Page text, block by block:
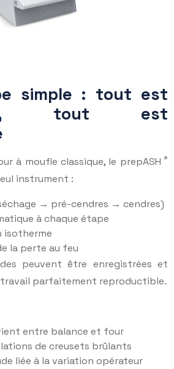
simple : tout est
tout est
à moufle classique, le prepASH ®
instrument :
→ pré-cendres → cendres)
à chaque étape
isotherme
la perte au feu
peuvent être enregistrées et
parfaitement reproductible.
entre balance et four
de creusets brûlants
liée à la variation opérateur